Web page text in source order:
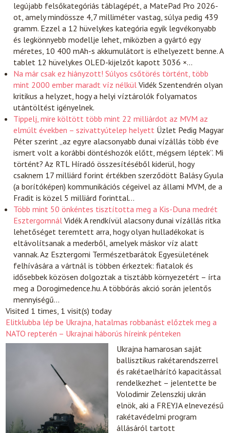
legújabb felsőkategóriás táblagépét, a MatePad Pro 2026-
ot, amely mindössze 4,7 milliméter vastag, súlya pedig 439
gramm. Ezzel a 12 hüvelykes kategória egyik legvékonyabb
és legkönnyebb modellje lehet, miközben a gyártó egy
méretes, 10 400 mAh-s akkumulátort is elhelyezett benne. A
tablet 12 hüvelykes OLED-kijelzőt kapott 3036 ×…
Na már csak ez hiányzott! Súlyos csőtörés történt, több
mint 2000 ember maradt víz nélkül Vidék Szentendrén olyan
kritikus a helyzet, hogy a helyi víztárolók folyamatos
utántöltést igényelnek.
Tippelj, mire költött több mint 22 milliárdot az MVM az
elmúlt években – szivattyútelep helyett Üzlet Pedig Magyar
Péter szerint „az egyre alacsonyabb dunai vízállás több éve
ismert volt a korábbi döntéshozók előtt, mégsem léptek”. Mi
történt? Az RTL Híradó összesítéséből kiderül, hogy
csaknem 17 milliárd forint értékben szerződött Balásy Gyula
(a borítóképen) kommunikációs cégeivel az állami MVM, de a
Fradit is közel 5 milliárd forinttal…
Több mint 50 önkéntes tisztította meg a Kis-Duna medrét
Esztergomnál VidékA rendkívül alacsony dunai vízállás ritka
lehetőséget teremtett arra, hogy olyan hulladékokat is
eltávolítsanak a mederből, amelyek máskor víz alatt
vannak. Az Esztergomi Természetbarátok Egyesületének
felhívására a vártnál is többen érkeztek: fiatalok és
idősebbek közösen dolgoztak a tisztább környezetért – írta
meg a Dorogimedence.hu. A többórás akció során jelentős
mennyiségű…
Visited 1 times, 1 visit(s) today
Elitklubba lép be Ukrajna, hatalmas robbanást előztek meg a
NATO repterén – Ukrajnai háborús híreink pénteken
Ukrajna hamarosan saját
ballisztikus rakétarendszerrel
és rakétaelhárító kapacitással
rendelkezhet – jelentette be
Volodimir Zelenszkij ukrán
elnök, aki a FREYJA elnevezésű
rakétavédelmi program
állásáról tartott